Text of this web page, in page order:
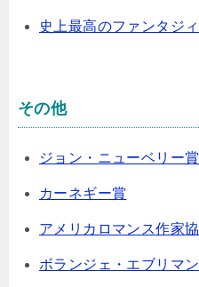
史上最高のファンタジ
その他
ジョン・ニューベリー賞
カーネギー賞
アメリカロマンス作家
ボランジェ・エブリマ